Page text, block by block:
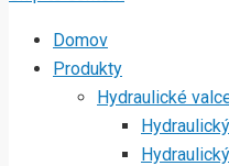
Domov
Produkty
Hydraulické